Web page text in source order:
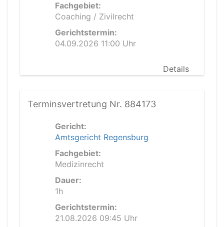
Fachgebiet:
Coaching / Zivilrecht
Gerichtstermin:
04.09.2026 11:00 Uhr
Details
Terminsvertretung Nr. 884173
Gericht:
Amtsgericht Regensburg
Fachgebiet:
Medizinrecht
Dauer:
1h
Gerichtstermin:
21.08.2026 09:45 Uhr